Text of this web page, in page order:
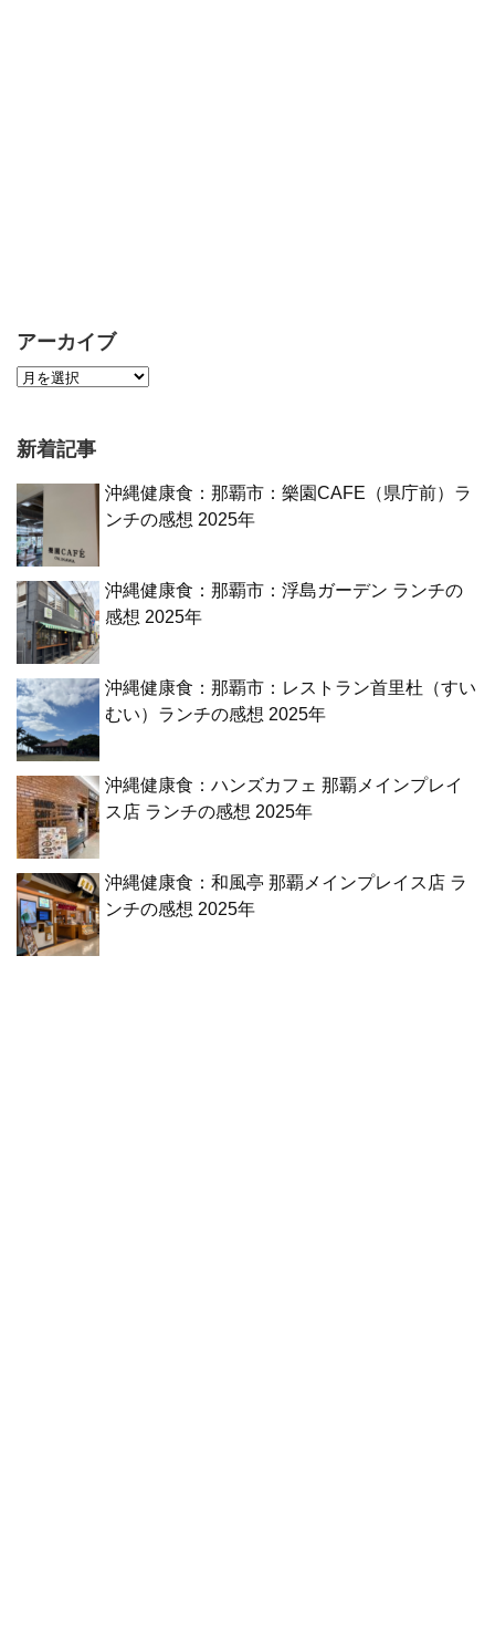
アーカイブ
新着記事
沖縄健康食：那覇市：樂園CAFE（県庁前）ラ
ンチの感想 2025年
沖縄健康食：那覇市：浮島ガーデン ランチの
感想 2025年
沖縄健康食：那覇市：レストラン首里杜（すい
むい）ランチの感想 2025年
沖縄健康食：ハンズカフェ 那覇メインプレイ
ス店 ランチの感想 2025年
沖縄健康食：和風亭 那覇メインプレイス店 ラ
ンチの感想 2025年